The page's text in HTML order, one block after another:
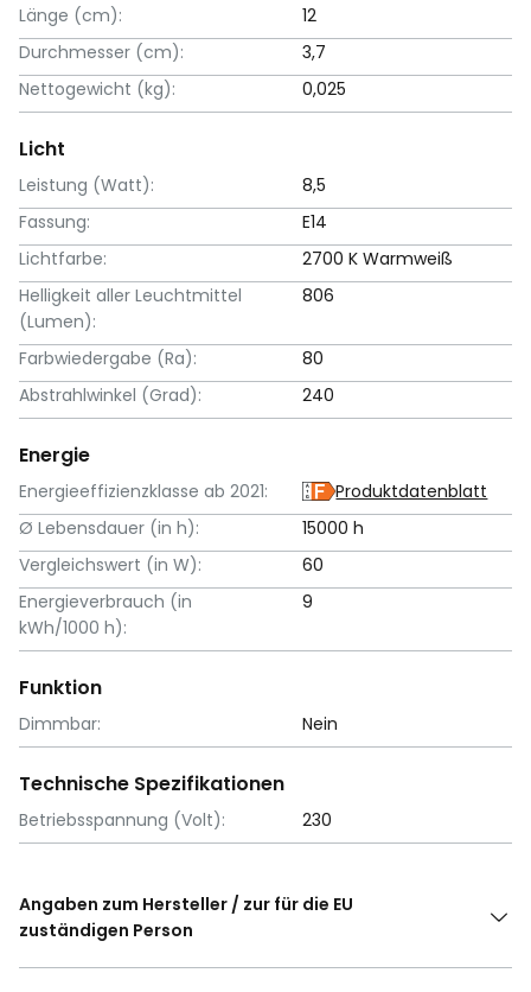
Länge (cm):
12
Durchmesser (cm):
3,7
Nettogewicht (kg):
0,025
Licht
Leistung (Watt):
8,5
Fassung:
E14
Lichtfarbe:
2700 K Warmweiß
Helligkeit aller Leuchtmittel
(Lumen):
806
Farbwiedergabe (Ra):
80
Abstrahlwinkel (Grad):
240
Energie
Energieeffizienzklasse ab 2021:
Produktdatenblatt
Ø Lebensdauer (in h):
15000 h
Vergleichswert (in W):
60
Energieverbrauch (in
kWh/1000 h):
9
Funktion
Dimmbar: Nein
Technische Spezifikationen
Betriebsspannung (Volt): 230
Angaben zum Hersteller / zur für die EU
zuständigen Person